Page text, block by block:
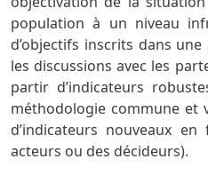
population à un niveau
d’objectifs inscrits dans
les discussions avec les
partir d’indicateurs
méthodologie commune et
d’indicateurs nouveaux
acteurs ou des décideurs).